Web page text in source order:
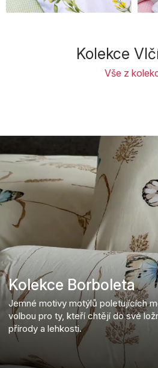
Kolekce
Vše z
Kolekce Borboleta
Jemné motivy motýlů poletujících
volbou pro ty, kteří chtějí do své
přírody a lehkosti.